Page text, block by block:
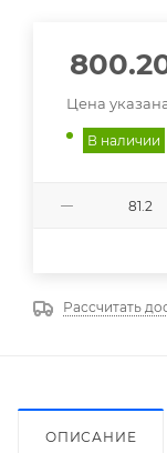
Цена
В наличии
Рассчитать
ОПИСАНИЕ